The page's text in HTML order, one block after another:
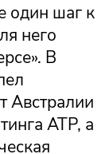
один шаг к
него
В
Австралии
ATP, а